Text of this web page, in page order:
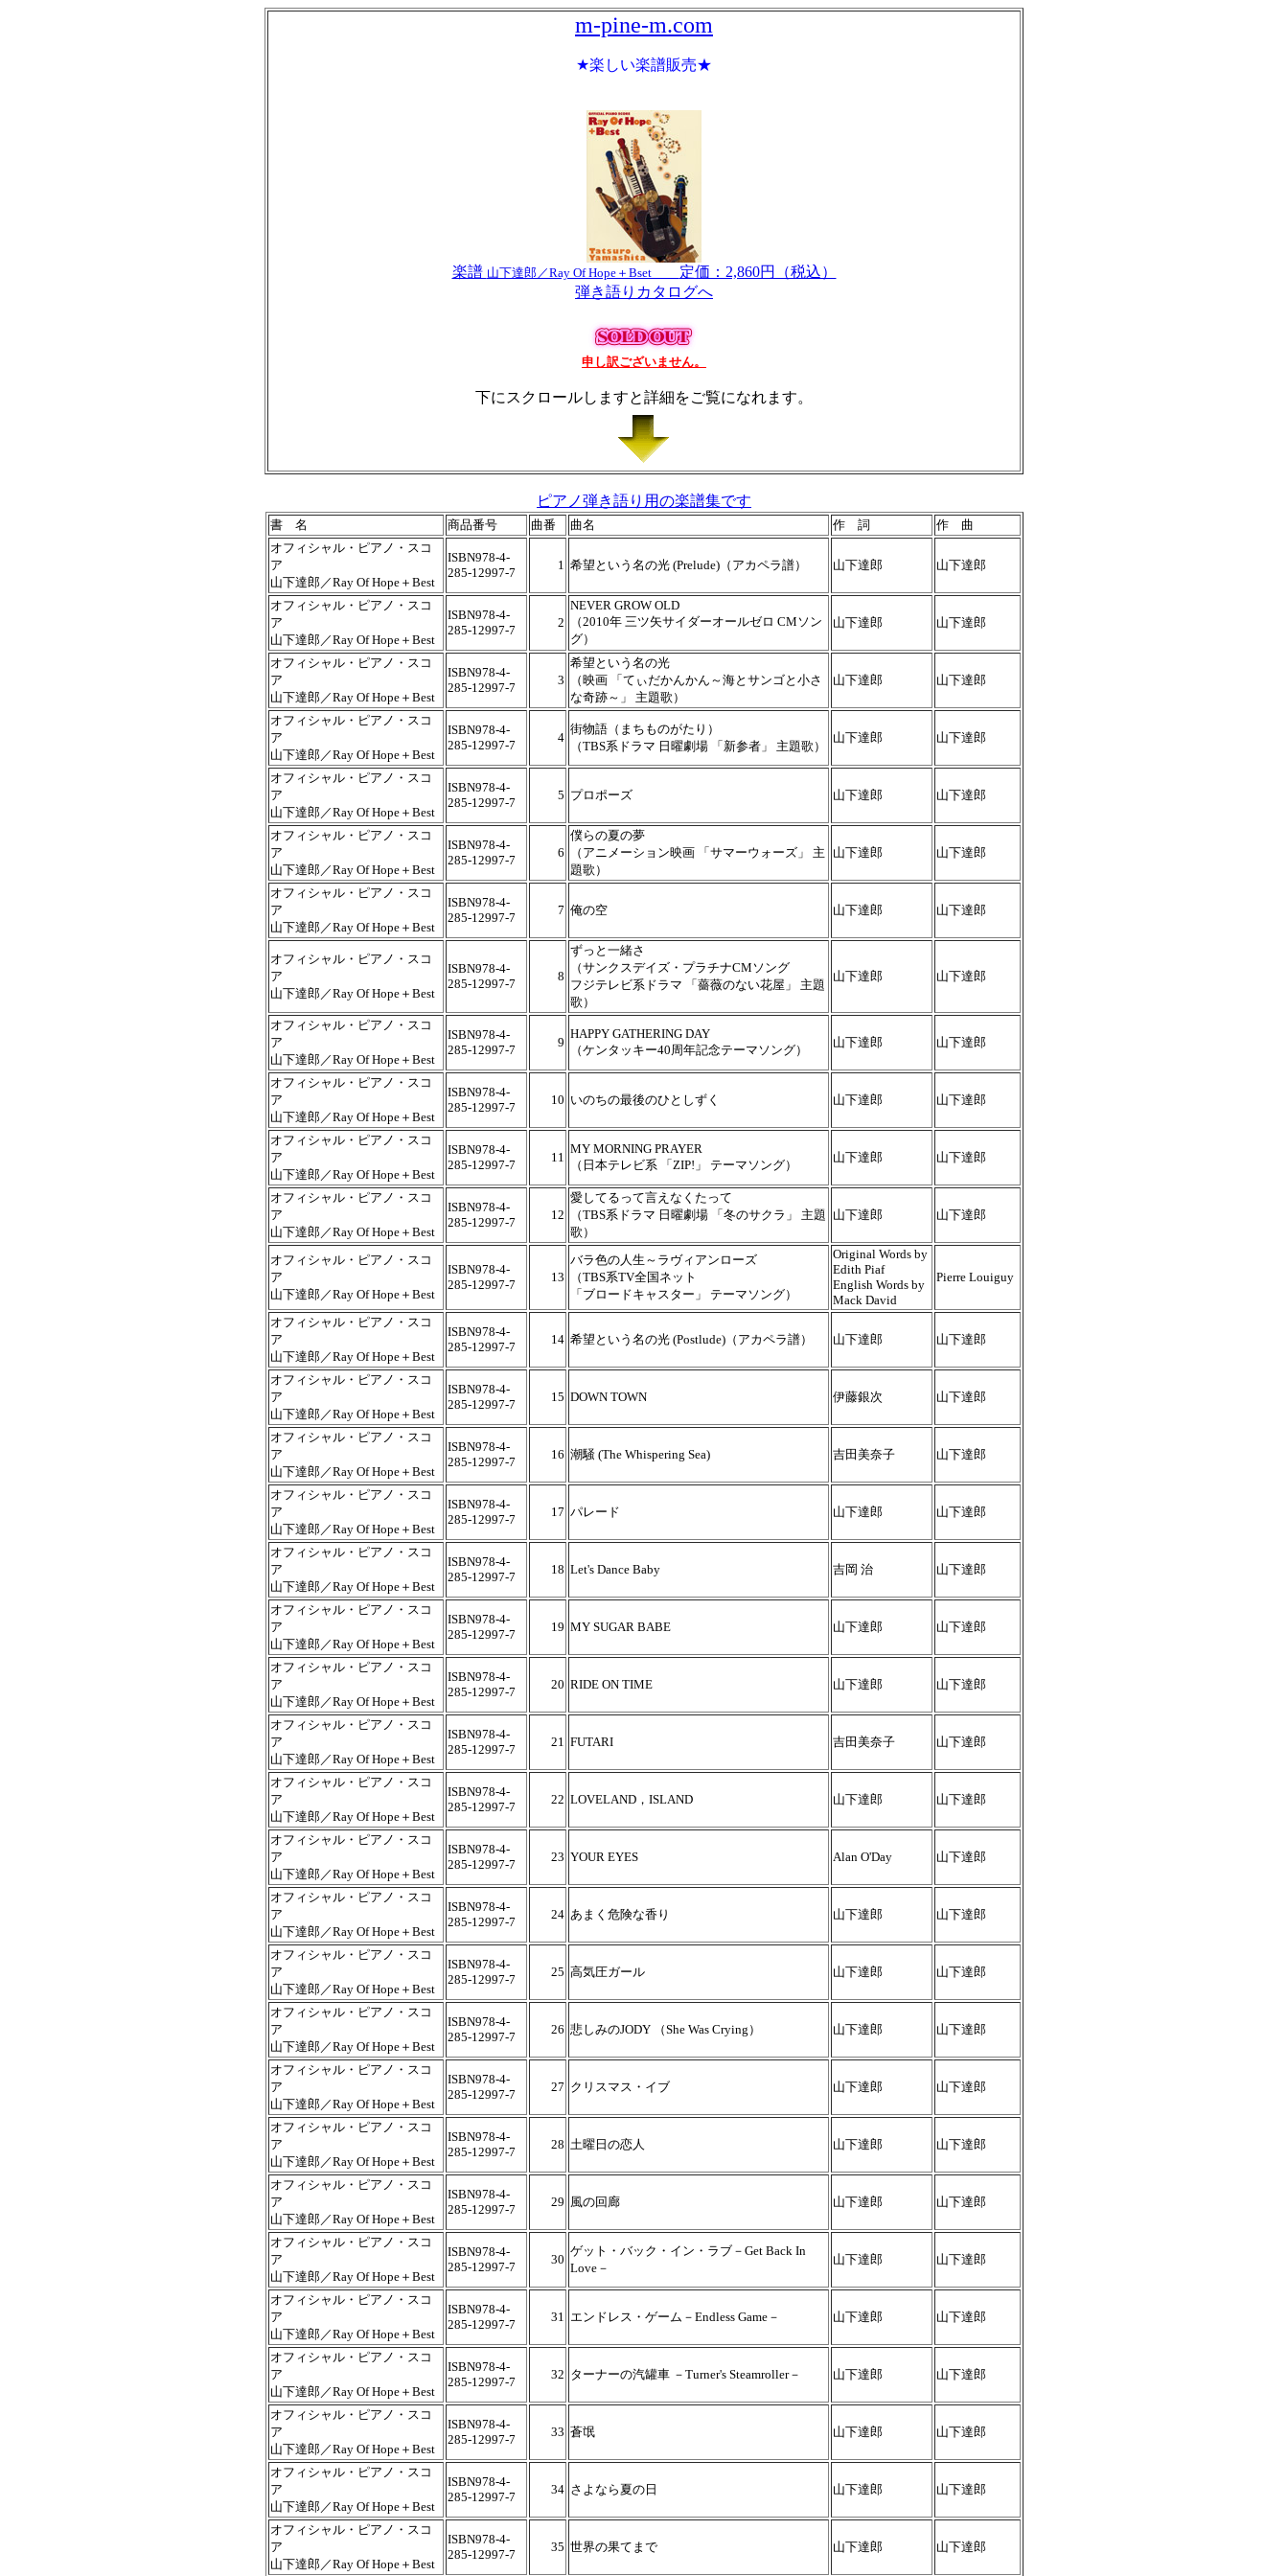
m-pine-m.com
★楽しい楽譜販売★
楽譜 山下達郎／Ray Of Hope＋Bset 定価：2,860円（税込）
弾き語りカタログへ
申し訳ございません。
下にスクロールしますと詳細をご覧になれます。
ピアノ弾き語り用の楽譜集です
書 名 商品番号 曲番 曲名 作 詞
作 曲
オフィシャル・ピアノ・スコ
ア
山下達郎／Ray Of Hope＋Best
ISBN978-4-
285-12997-7
1 希望という名の光 (Prelude)（アカペラ譜） 山下達郎 山下達郎
オフィシャル・ピアノ・スコ
ア
山下達郎／Ray Of Hope＋Best
ISBN978-4-
285-12997-7
2
NEVER GROW OLD
（2010年 三ツ矢サイダーオールゼロ CMソン
グ）
山下達郎 山下達郎
オフィシャル・ピアノ・スコ
ア
山下達郎／Ray Of Hope＋Best
ISBN978-4-
285-12997-7
3
希望という名の光
（映画 「てぃだかんかん～海とサンゴと小さ
な奇跡～」 主題歌）
山下達郎 山下達郎
オフィシャル・ピアノ・スコ
ア
山下達郎／Ray Of Hope＋Best
ISBN978-4-
285-12997-7
4
街物語（まちものがたり）
（TBS系ドラマ 日曜劇場 「新参者」 主題歌）
山下達郎 山下達郎
オフィシャル・ピアノ・スコ
ア
山下達郎／Ray Of Hope＋Best
ISBN978-4-
285-12997-7
5 プロポーズ 山下達郎 山下達郎
オフィシャル・ピアノ・スコ
ア
山下達郎／Ray Of Hope＋Best
ISBN978-4-
285-12997-7
6
僕らの夏の夢
（アニメーション映画 「サマーウォーズ」 主
題歌）
山下達郎 山下達郎
オフィシャル・ピアノ・スコ
ア
山下達郎／Ray Of Hope＋Best
ISBN978-4-
285-12997-7
7 俺の空 山下達郎 山下達郎
オフィシャル・ピアノ・スコ
ア
山下達郎／Ray Of Hope＋Best
ISBN978-4-
285-12997-7
8
ずっと一緒さ
（サンクスデイズ・プラチナCMソング
フジテレビ系ドラマ 「薔薇のない花屋」 主題
歌）
山下達郎 山下達郎
オフィシャル・ピアノ・スコ
ア
山下達郎／Ray Of Hope＋Best
ISBN978-4-
285-12997-7
9
HAPPY GATHERING DAY
（ケンタッキー40周年記念テーマソング）
山下達郎 山下達郎
オフィシャル・ピアノ・スコ
ア
山下達郎／Ray Of Hope＋Best
ISBN978-4-
285-12997-7
10 いのちの最後のひとしずく 山下達郎 山下達郎
オフィシャル・ピアノ・スコ
ア
山下達郎／Ray Of Hope＋Best
ISBN978-4-
285-12997-7
11
MY MORNING PRAYER
（日本テレビ系 「ZIP!」 テーマソング）
山下達郎 山下達郎
オフィシャル・ピアノ・スコ
ア
山下達郎／Ray Of Hope＋Best
ISBN978-4-
285-12997-7
12
愛してるって言えなくたって
（TBS系ドラマ 日曜劇場 「冬のサクラ」 主題
歌）
山下達郎 山下達郎
オフィシャル・ピアノ・スコ
ア
山下達郎／Ray Of Hope＋Best
ISBN978-4-
285-12997-7
13
バラ色の人生～ラヴィアンローズ
（TBS系TV全国ネット
「ブロードキャスター」 テーマソング）
Original Words by
Edith Piaf
English Words by
Mack David
Pierre Louiguy
オフィシャル・ピアノ・スコ
ア
山下達郎／Ray Of Hope＋Best
ISBN978-4-
285-12997-7
14 希望という名の光 (Postlude)（アカペラ譜） 山下達郎 山下達郎
オフィシャル・ピアノ・スコ
ア
山下達郎／Ray Of Hope＋Best
ISBN978-4-
285-12997-7
15 DOWN TOWN 伊藤銀次 山下達郎
オフィシャル・ピアノ・スコ
ア
山下達郎／Ray Of Hope＋Best
ISBN978-4-
285-12997-7
16 潮騒 (The Whispering Sea) 吉田美奈子 山下達郎
オフィシャル・ピアノ・スコ
ア
山下達郎／Ray Of Hope＋Best
ISBN978-4-
285-12997-7
17 パレード 山下達郎 山下達郎
オフィシャル・ピアノ・スコ
ア
山下達郎／Ray Of Hope＋Best
ISBN978-4-
285-12997-7
18 Let's Dance Baby 吉岡 治 山下達郎
オフィシャル・ピアノ・スコ
ア
山下達郎／Ray Of Hope＋Best
ISBN978-4-
285-12997-7
19 MY SUGAR BABE 山下達郎 山下達郎
オフィシャル・ピアノ・スコ
ア
山下達郎／Ray Of Hope＋Best
ISBN978-4-
285-12997-7
20 RIDE ON TIME 山下達郎 山下達郎
オフィシャル・ピアノ・スコ
ア
山下達郎／Ray Of Hope＋Best
ISBN978-4-
285-12997-7
21 FUTARI 吉田美奈子 山下達郎
オフィシャル・ピアノ・スコ
ア
山下達郎／Ray Of Hope＋Best
ISBN978-4-
285-12997-7
22 LOVELAND，ISLAND 山下達郎 山下達郎
オフィシャル・ピアノ・スコ
ア
山下達郎／Ray Of Hope＋Best
ISBN978-4-
285-12997-7
23 YOUR EYES Alan O'Day 山下達郎
オフィシャル・ピアノ・スコ
ア
山下達郎／Ray Of Hope＋Best
ISBN978-4-
285-12997-7
24 あまく危険な香り 山下達郎 山下達郎
オフィシャル・ピアノ・スコ
ア
山下達郎／Ray Of Hope＋Best
ISBN978-4-
285-12997-7
25 高気圧ガール 山下達郎 山下達郎
オフィシャル・ピアノ・スコ
ア
山下達郎／Ray Of Hope＋Best
ISBN978-4-
285-12997-7
26 悲しみのJODY （She Was Crying） 山下達郎 山下達郎
オフィシャル・ピアノ・スコ
ア
山下達郎／Ray Of Hope＋Best
ISBN978-4-
285-12997-7
27 クリスマス・イブ 山下達郎 山下達郎
オフィシャル・ピアノ・スコ
ア
山下達郎／Ray Of Hope＋Best
ISBN978-4-
285-12997-7
28 土曜日の恋人 山下達郎 山下達郎
オフィシャル・ピアノ・スコ
ア
山下達郎／Ray Of Hope＋Best
ISBN978-4-
285-12997-7
29 風の回廊 山下達郎 山下達郎
オフィシャル・ピアノ・スコ
ア
山下達郎／Ray Of Hope＋Best
ISBN978-4-
285-12997-7
30
ゲット・バック・イン・ラブ－Get Back In
Love－
山下達郎 山下達郎
オフィシャル・ピアノ・スコ
ア
山下達郎／Ray Of Hope＋Best
ISBN978-4-
285-12997-7
31 エンドレス・ゲーム－Endless Game－ 山下達郎 山下達郎
オフィシャル・ピアノ・スコ
ア
山下達郎／Ray Of Hope＋Best
ISBN978-4-
285-12997-7
32 ターナーの汽罐車 －Turner's Steamroller－ 山下達郎 山下達郎
オフィシャル・ピアノ・スコ
ア
山下達郎／Ray Of Hope＋Best
ISBN978-4-
285-12997-7
33 蒼氓 山下達郎 山下達郎
オフィシャル・ピアノ・スコ
ア
山下達郎／Ray Of Hope＋Best
ISBN978-4-
285-12997-7
34 さよなら夏の日 山下達郎 山下達郎
オフィシャル・ピアノ・スコ
ア
山下達郎／Ray Of Hope＋Best
ISBN978-4-
285-12997-7
35 世界の果てまで 山下達郎 山下達郎